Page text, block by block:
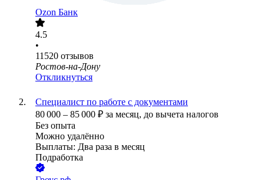
Ozon Банк
4.5
•
11520 отзывов
Ростов-на-Дону
Откликнуться
Специалист по работе с документами
80 000 – 85 000 ₽ за месяц, до вычета налогов
Без опыта
Можно удалённо
Выплаты: Два раза в месяц
Подработка